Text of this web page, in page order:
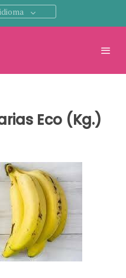
Eco (Kg.)